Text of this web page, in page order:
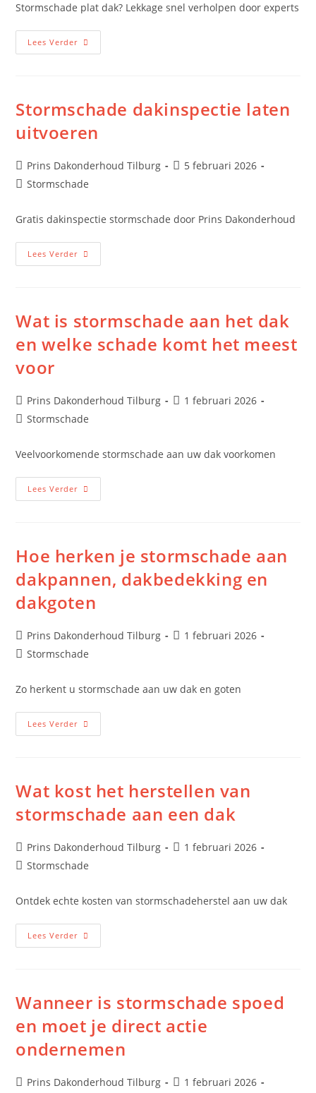
Stormschade plat dak? Lekkage snel verholpen door experts
Lees Verder
Stormschade dakinspectie laten
uitvoeren
Prins Dakonderhoud Tilburg
5 februari 2026
Stormschade
Gratis dakinspectie stormschade door Prins Dakonderhoud
Lees Verder
Wat is stormschade aan het dak
en welke schade komt het meest
voor
Prins Dakonderhoud Tilburg
1 februari 2026
Stormschade
Veelvoorkomende stormschade aan uw dak voorkomen
Lees Verder
Hoe herken je stormschade aan
dakpannen, dakbedekking en
dakgoten
Prins Dakonderhoud Tilburg
1 februari 2026
Stormschade
Zo herkent u stormschade aan uw dak en goten
Lees Verder
Wat kost het herstellen van
stormschade aan een dak
Prins Dakonderhoud Tilburg
1 februari 2026
Stormschade
Ontdek echte kosten van stormschadeherstel aan uw dak
Lees Verder
Wanneer is stormschade spoed
en moet je direct actie
ondernemen
Prins Dakonderhoud Tilburg
1 februari 2026